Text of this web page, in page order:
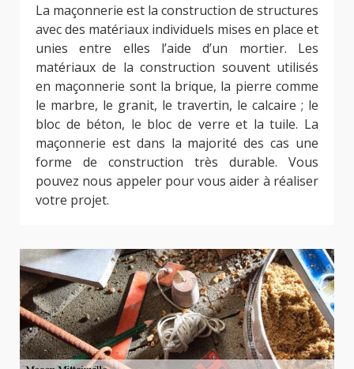
La maçonnerie est la construction de structures
avec des matériaux individuels mises en place et
unies entre elles l’aide d’un mortier. Les
matériaux de la construction souvent utilisés
en maçonnerie sont la brique, la pierre comme
le marbre, le granit, le travertin, le calcaire ; le
bloc de béton, le bloc de verre et la tuile. La
maçonnerie est dans la majorité des cas une
forme de construction très durable. Vous
pouvez nous appeler pour vous aider à réaliser
votre projet.